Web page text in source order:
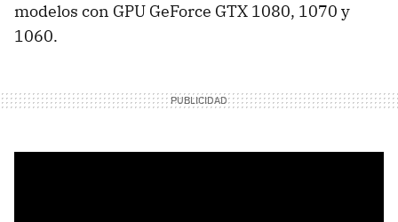
modelos con GPU GeForce GTX 1080, 1070 y
1060.